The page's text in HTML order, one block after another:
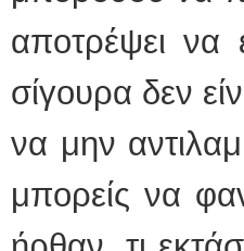
αποτρέψει να
σίγουρα δεν
να μην
μπορείς να